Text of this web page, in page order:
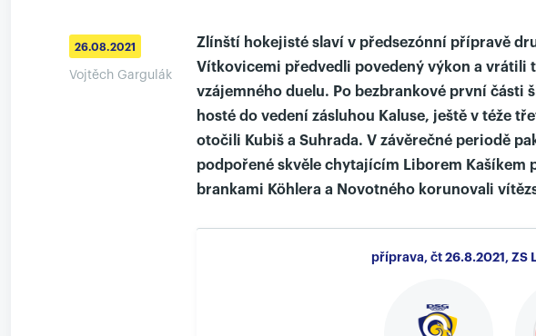
26.08.2021
Vojtěch Gargulák
Zlínští hokejisté slaví v předsezónní přípravě
Vítkovicemi předvedli povedený výkon a vrátili
vzájemného duelu. Po bezbrankové první části
hosté do vedení zásluhou Kaluse, ještě v téže
otočili Kubiš a Suhrada. V závěrečné periodě
podpořené skvěle chytajícím Liborem Kašíkem
brankami Köhlera a Novotného korunovali
příprava, čt 26.8.2021, ZS